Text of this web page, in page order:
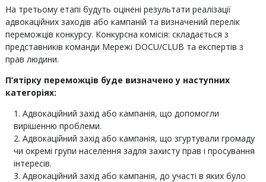
На третьому етапі будуть оцінені результати реалізації
адвокаційних заходів або кампаній та визначений перелік
переможців конкурсу. Конкурсна комісія: складається з
представників команди Мережі DOCU/CLUB та експертів з
прав людини.
П’ятірку переможців буде визначено у наступних
категоріях:
Адвокаційний захід або кампанія, що допомогли
вирішенню проблеми.
Адвокаційний захід або кампанія, що згуртували громаду
чи окремі групи населення задля захисту прав і просування
інтересів.
Адвокаційний захід або кампанія, до участі в яких було